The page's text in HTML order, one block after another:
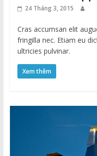
24 Tháng 3, 2015
Cras accumsan elit
fringilla nec. Etiam eu
ultricies pulvinar.
Xem thêm